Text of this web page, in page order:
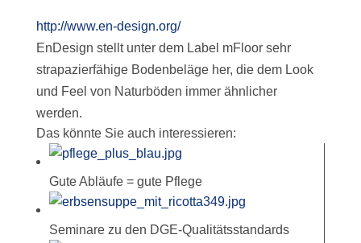
http://www.en-design.org/
EnDesign stellt unter dem Label mFloor sehr
strapazierfähige Bodenbeläge her, die dem Look
und Feel von Naturböden immer ähnlicher
werden.
Das könnte Sie auch interessieren:
Gute Abläufe = gute Pflege
Seminare zu den DGE-Qualitätsstandards